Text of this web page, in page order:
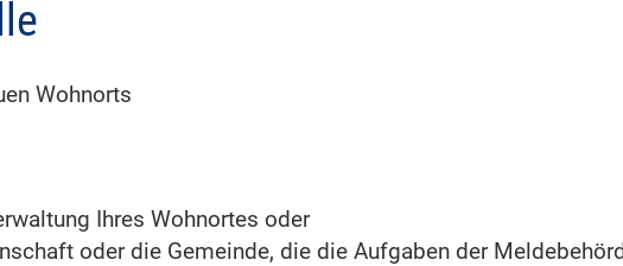
Wohnorts
Ihres Wohnortes oder
oder die Gemeinde, die die Aufgaben der